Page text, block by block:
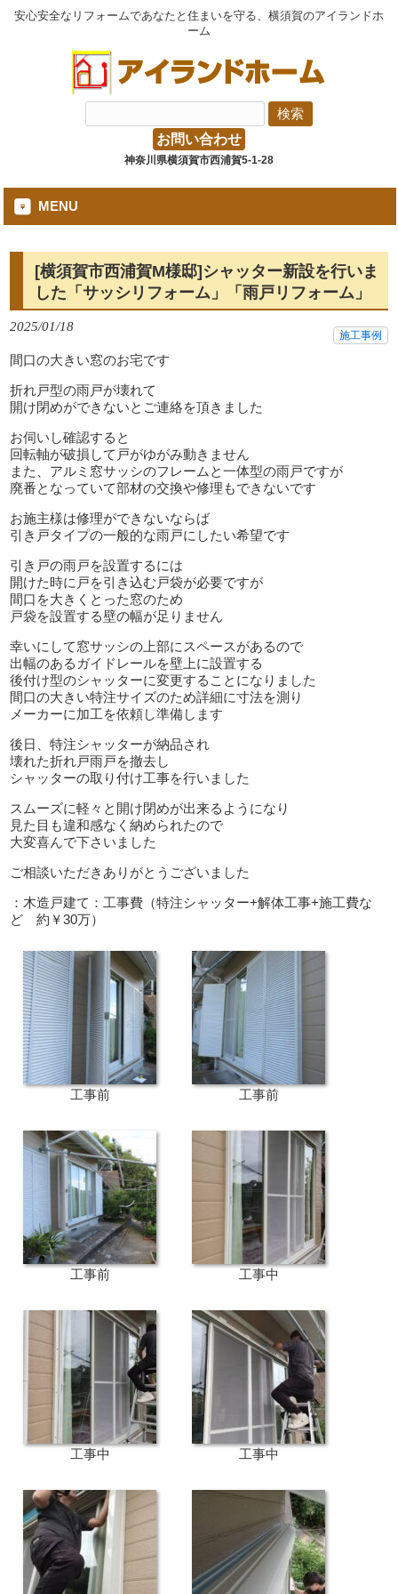
安心安全なリフォームであなたと住まいを守る、横須賀のアイランドホ
ーム
お問い合わせ
神奈川県横須賀市西浦賀5-1-28
MENU
[横須賀市西浦賀M様邸]シャッター新設を行いま
した「サッシリフォーム」「雨戸リフォーム」
2025/01/18
施工事例
間口の大きい窓のお宅です
折れ戸型の雨戸が壊れて
開け閉めができないとご連絡を頂きました
お伺いし確認すると
回転軸が破損して戸がゆがみ動きません
また、アルミ窓サッシのフレームと一体型の雨戸ですが
廃番となっていて部材の交換や修理もできないです
お施主様は修理ができないならば
引き戸タイプの一般的な雨戸にしたい希望です
引き戸の雨戸を設置するには
開けた時に戸を引き込む戸袋が必要ですが
間口を大きくとった窓のため
戸袋を設置する壁の幅が足りません
幸いにして窓サッシの上部にスペースがあるので
出幅のあるガイドレールを壁上に設置する
後付け型のシャッターに変更することになりました
間口の大きい特注サイズのため詳細に寸法を測り
メーカーに加工を依頼し準備します
後日、特注シャッターが納品され
壊れた折れ戸雨戸を撤去し
シャッターの取り付け工事を行いました
スムーズに軽々と開け閉めが出来るようになり
見た目も違和感なく納められたので
大変喜んで下さいました
ご相談いただきありがとうございました
：木造戸建て：工事費（特注シャッター+解体工事+施工費な
ど 約￥30万）
工事前 工事前
工事前 工事中
工事中 工事中